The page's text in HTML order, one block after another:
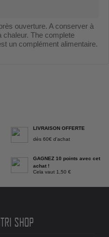
ouverture. A conserver à
chaleur. The complete
un complément alimentaire.
LIVRAISON OFFERTE
dès 60€ d'achat
GAGNEZ 10 points avec cet
achat !
Cela vaut 1,50 €
SHOP